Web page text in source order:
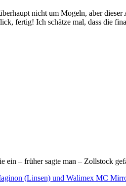
nicht um Mogeln, aber
fertig! Ich schätze mal, dass die
– früher sagte man – Zollstock
(Linsen) und Walimex MC